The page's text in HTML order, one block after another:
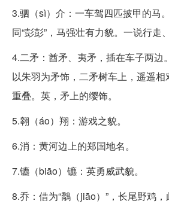
3.驷（sì）介：一车驾四匹披甲的马
同“彭彭”，马强壮有力貌。一说行走
4.二矛：酋矛、夷矛，插在车子两边
以朱羽为矛饰，二矛树车上，遥遥相
重叠。英，矛上的缨饰。
5.翱（áo）翔：游戏之貌。
6.消：黄河边上的郑国地名。
7.镳（biāo）镳：英勇威武貌。
8.乔：借为“鷮（jiāo）”，长尾野鸡